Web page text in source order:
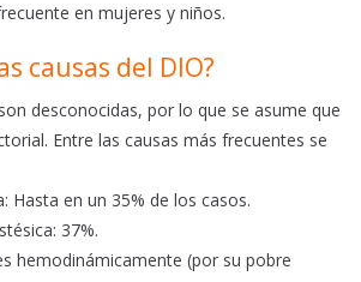
en mujeres y niños.
causas del DIO?
desconocidas, por lo que se asume que
Entre las causas más frecuentes se
Hasta en un 35% de los casos.
37%.
hemodinámicamente (por su pobre